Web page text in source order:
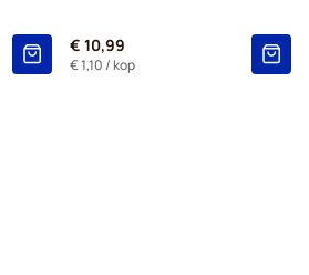
€ 10,99
€ 1,10 / kop